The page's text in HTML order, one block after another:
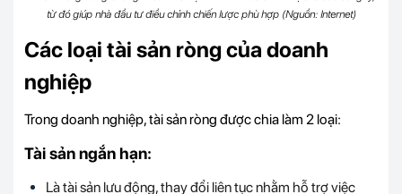
từ đó giúp nhà đầu tư điều chỉnh chiến lược phù hợp (Nguồn: Internet)
Các loại tài sản ròng của doanh
nghiệp
Trong doanh nghiệp, tài sản ròng được chia làm 2 loại:
Tài sản ngắn hạn:
Là tài sản lưu động, thay đổi liên tục nhằm hỗ trợ việc